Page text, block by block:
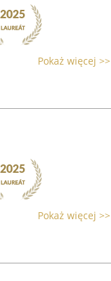
Pokaż więcej >>
Pokaż więcej >>